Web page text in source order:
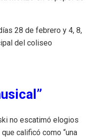
28 de febrero y 4, 8,
del coliseo
no escatimó elogios
calificó como “una